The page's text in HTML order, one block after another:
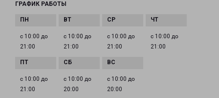
ГРАФИК РАБОТЫ
с 10:00 до
21:00
с 10:00 до
21:00
с 10:00 до
21:00
с 10:00 до
21:00
с 10:00 до
21:00
с 10:00 до
20:00
с 10:00 до
20:00